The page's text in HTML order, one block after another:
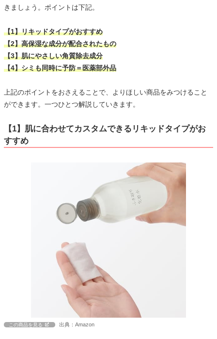
きましょう。ポイントは下記。
【1】リキッドタイプがおすすめ
【2】高保湿な成分が配合されたもの
【3】肌にやさしい角質除去成分
【4】シミも同時に予防＝医薬部外品
上記のポイントをおさえることで、よりほしい商品をみつけること
ができます。一つひとつ解説していきます。
【1】肌に合わせてカスタムできるリキッドタイプがお
すすめ
この商品を見る 出典：Amazon